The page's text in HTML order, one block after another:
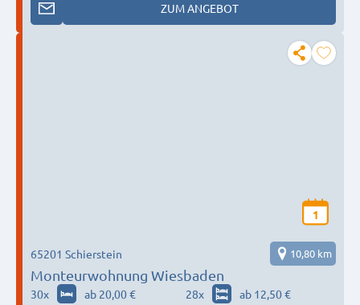
ZUM ANGEBOT
1
Monteurwohnung Wiesbaden
65201 Schierstein 10,80 km
30x ab 20,00 € 28x
ab 12,50 €